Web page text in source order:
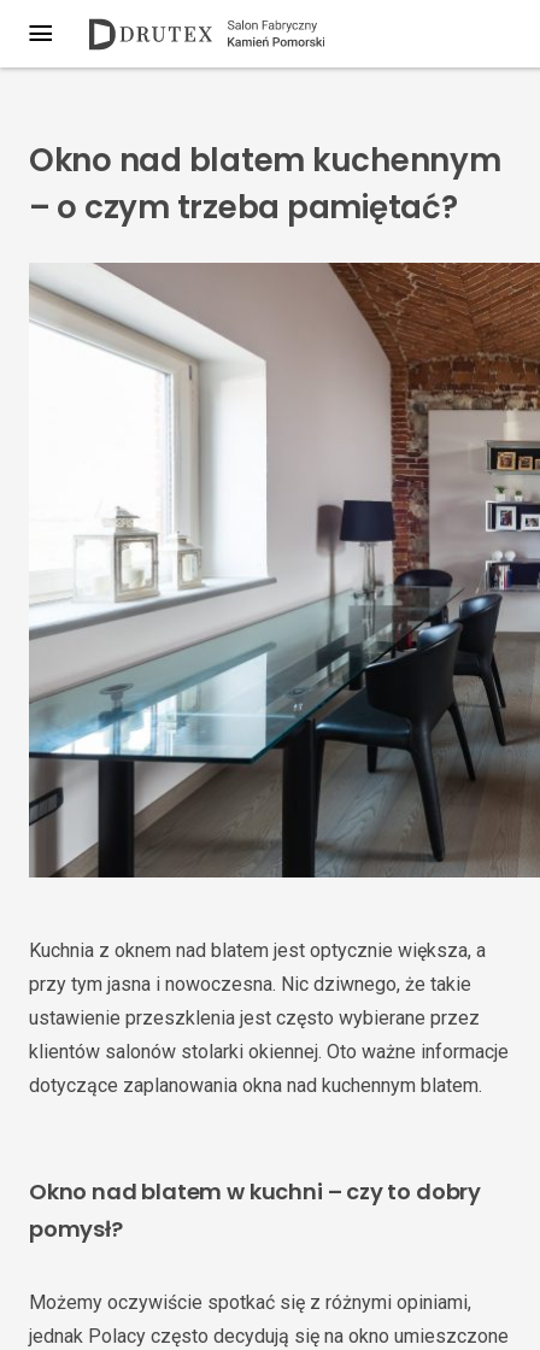
Okno nad blatem kuchennym
– o czym trzeba pamiętać?
Kuchnia z oknem nad blatem jest optycznie większa, a
przy tym jasna i nowoczesna. Nic dziwnego, że takie
ustawienie przeszklenia jest często wybierane przez
klientów salonów stolarki okiennej. Oto ważne informacje
dotyczące zaplanowania okna nad kuchennym blatem.
Okno nad blatem w kuchni – czy to dobry
pomysł?
Możemy oczywiście spotkać się z różnymi opiniami,
jednak Polacy często decydują się na okno umieszczone